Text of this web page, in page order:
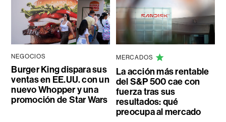
NEGOCIOS
Burger King dispara sus
ventas en EE.UU. con un
nuevo Whopper y una
promoción de Star Wars
MERCADOS
La acción más rentable
del S&P 500 cae con
fuerza tras sus
resultados: qué
preocupa al mercado